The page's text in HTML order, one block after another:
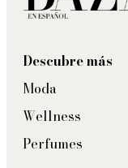
Descubre más
Moda
Wellness
Perfumes